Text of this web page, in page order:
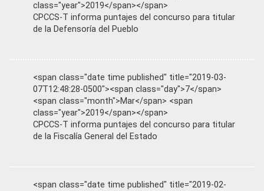
class="year">2019</span></span>
CPCCS-T informa puntajes del concurso para titular
de la Defensoría del Pueblo
<span class="date time published" title="2019-03-
07T12:48:28-0500"><span class="day">7</span>
<span class="month">Mar</span> <span
class="year">2019</span></span>
CPCCS-T informa puntajes del concurso para titular
de la Fiscalía General del Estado
<span class="date time published" title="2019-02-